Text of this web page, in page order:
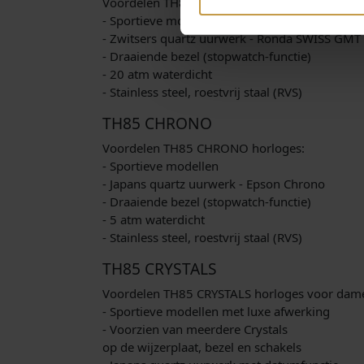
- Sportieve modellen
- Zwitsers quartz uurwerk - Ronda SWISS GMT
- Draaiende bezel (stopwatch-functie)
- 20 atm waterdicht
- Stainless steel, roestvrij staal (RVS)
TH85 CHRONO
Voordelen TH85 CHRONO horloges:
- Sportieve modellen
- Japans quartz uurwerk - Epson Chrono
- Draaiende bezel (stopwatch-functie)
- 5 atm waterdicht
- Stainless steel, roestvrij staal (RVS)
TH85 CRYSTALS
Voordelen TH85 CRYSTALS horloges voor
- Sportieve modellen met luxe afwerking
- Voorzien van meerdere Crystals
op de wijzerplaat, bezel en schakels